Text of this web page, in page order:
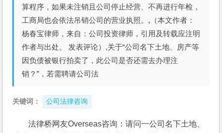
算程序，如果未注销且公司停止经营、不再进行年检，
工商局也会依法吊销公司的营业执照。,（本文作者：
杨春宝律师，来自：公司投资律师，引用及转载应注明
作者与出处。 发表评论）,关于“公司名下土地、房产等
因负债被银行拍卖了，此公司是否还需去办理注
销？”，若需聘请公司法
关键词： 公司法律咨询
法律桥网友Overseas咨询：请问一公司名下土地、